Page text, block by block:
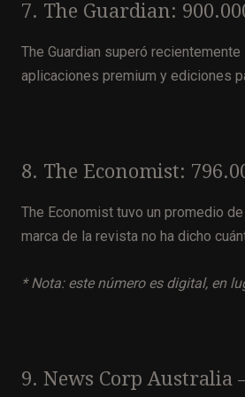
7. The Guardian:
The Guardian superó
aplicaciones premium y ediciones
8. The Economist:
The Economist tuvo un promedio
marca de la revista no ha dicho
* Nota: este número es digital, en
9. News Corp Australia